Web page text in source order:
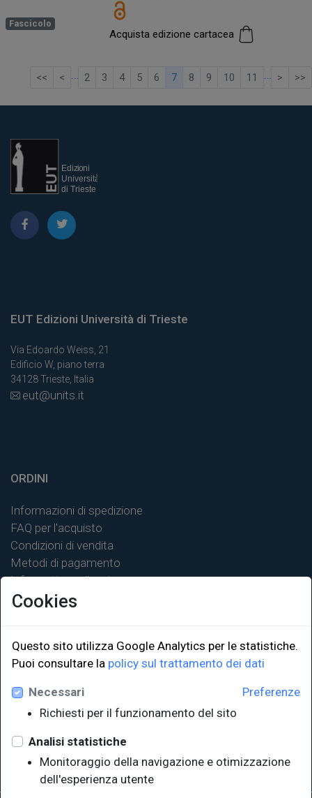
Fascicolo
Acquista edizione cartacea
<< < 2 3 4 5 6 7 8 9 10 11 > >>
EUT Edizioni Università di Trieste
Via Edoardo Weiss, 21
Edificio W, piano terra
34128 Trieste, Italia
eut@units.it
ORDINI
Informazioni di spedizione
FAQ per l'acquisto
Condizioni di vendita
Metodi di pagamento
Informativa sulla privacy
LINK ISTITUZIONALI
Università degli Studi di Trieste
Sistema Bibliotecario di Ateneo
EUT in cifre
Cookies
Questo sito utilizza Google Analytics per le statistiche.
Puoi consultare la policy sul trattamento dei dati
Preferenze
Necessari
Richiesti per il funzionamento del sito
Analisi statistiche
Monitoraggio della navigazione e otimizzazione
dell'esperienza utente